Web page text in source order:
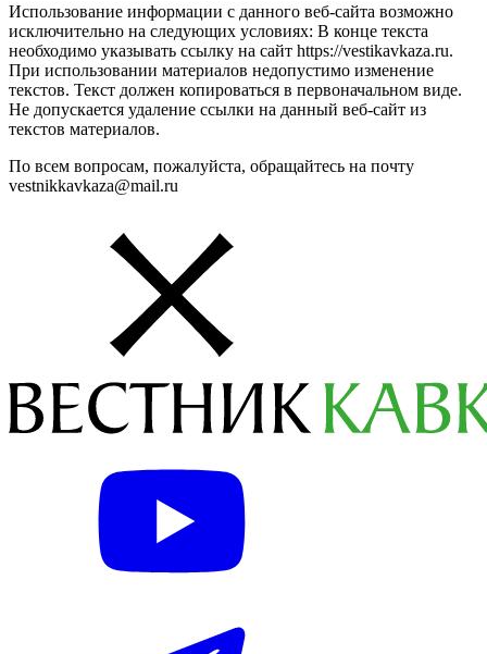
Использование информации с данного веб-сайта возможно
исключительно на следующих условиях: В конце текста
необходимо указывать ссылку на сайт https://vestikavkaza.ru.
При использовании материалов недопустимо изменение
текстов. Текст должен копироваться в первоначальном виде.
Не допускается удаление ссылки на данный веб-сайт из
текстов материалов.
По всем вопросам, пожалуйста, обращайтесь на почту
vestnikkavkaza@mail.ru